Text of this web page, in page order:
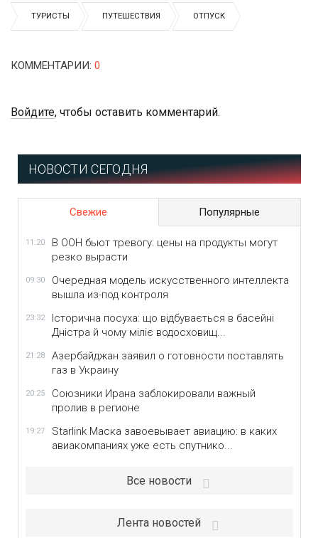
ТУРИСТЫ ПУТЕШЕСТВИЯ ОТПУСК
КОММЕНТАРИИ: 0
Войдите, чтобы оставить комментарий.
НОВОСТИ СЕГОДНЯ
Свежие Популярные
11:20
В ООН бьют тревогу: цены на продукты могут
резко вырасти
09:30
Очередная модель искусственного интеллекта
вышла из-под контроля
23:32
Історична посуха: що відбувається в басейні
Дністра й чому міліє водосховищ...
21:28
Азербайджан заявил о готовности поставлять
газ в Украину
20:25
Союзники Ирана заблокировали важный
пролив в регионе
19:27
Starlink Маска завоевывает авиацию: в каких
авиакомпаниях уже есть спутнико...
Все новости
Лента новостей